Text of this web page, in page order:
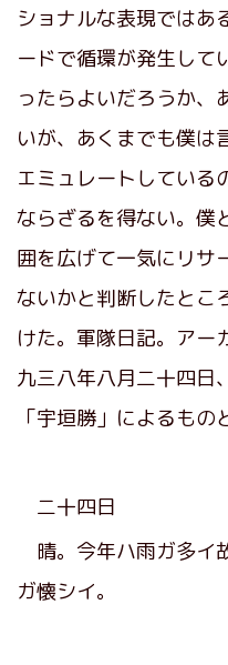
ショナルな表現ではあ
ードで循環が発生して
ったらよいだろうか、
いが、あくまでも僕は
エミュレートしている
ならざるを得ない。僕
囲を広げて一気にリサ
ないかと判断したとこ
けた。軍隊日記。アー
九三八年八月二十四日
「宇垣勝」によるもの
二十四日
晴。今年ハ雨ガ多イ
ガ懐シイ。